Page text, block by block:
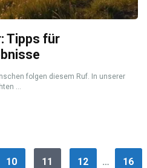
Tipps für
folgen diesem Ruf. In unserer
...
10 11 12 … 16